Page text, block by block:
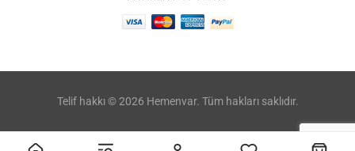
Telif hakkı © 2026 Hemenvar. Tüm hakları saklıdır.